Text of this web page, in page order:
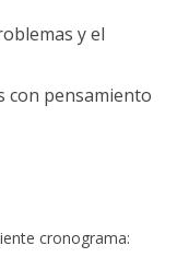
y el
con pensamiento
cronograma: